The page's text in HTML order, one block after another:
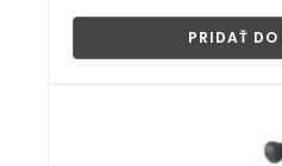
PRIDAŤ